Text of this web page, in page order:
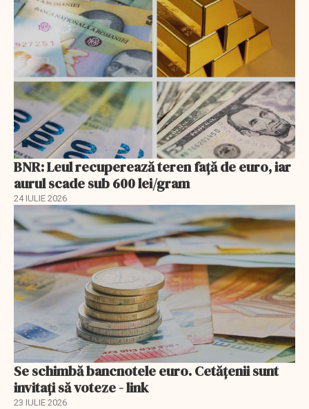
BNR: Leul recuperează teren faţă de euro, iar
aurul scade sub 600 lei/gram
24 IULIE 2026
Se schimbă bancnotele euro. Cetățenii sunt
invitați să voteze - link
23 IULIE 2026